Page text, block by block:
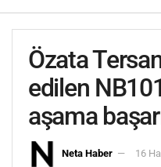
Özata
edilen
aşama
Neta Haber 16